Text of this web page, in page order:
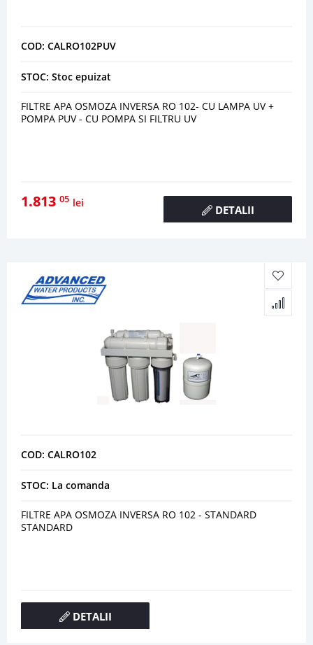
COD: CALRO102PUV
STOC: Stoc epuizat
FILTRE APA OSMOZA INVERSA RO 102- CU LAMPA UV +
POMPA PUV - CU POMPA SI FILTRU UV
1.813 05 lei
DETALII
COD: CALRO102
STOC: La comanda
FILTRE APA OSMOZA INVERSA RO 102 - STANDARD
STANDARD
DETALII